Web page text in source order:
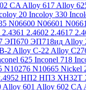
CA Alloy 617 Alloy
20 Incoloy 330
N06600 N06601
2.4361 2.4602 2.4617
ЭП670 ЭП718ид Alloy
2 Alloy C-22 Alloy
625 Inconel 718
N10276 N10665 Nickel
НП2 НП3 ХН32Т
Alloy 601 Alloy 602 CA